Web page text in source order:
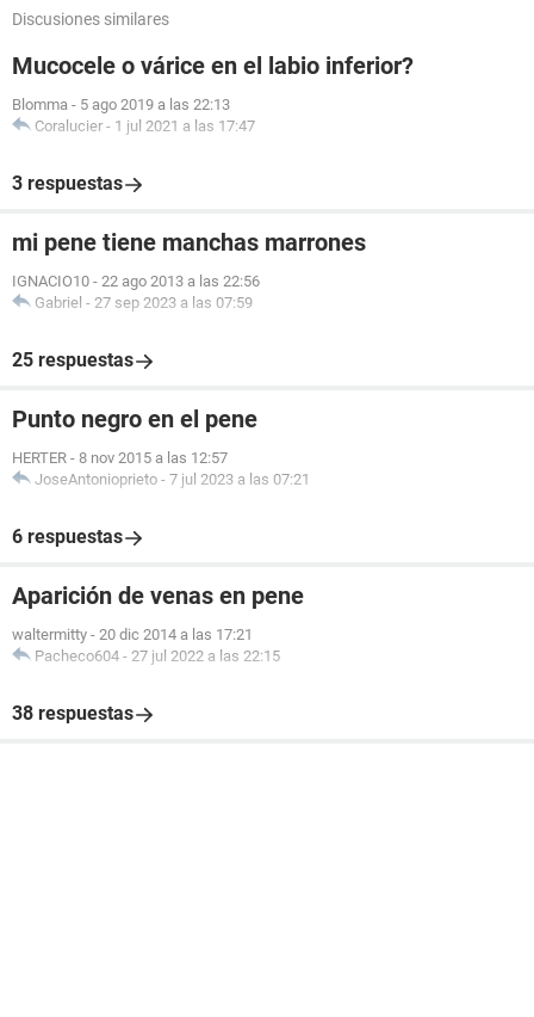
Discusiones similares
Mucocele o várice en el labio inferior?
Blomma - 5 ago 2019 a las 22:13
Coralucier - 1 jul 2021 a las 17:47
3 respuestas
mi pene tiene manchas marrones
IGNACIO10 - 22 ago 2013 a las 22:56
Gabriel - 27 sep 2023 a las 07:59
25 respuestas
Punto negro en el pene
HERTER - 8 nov 2015 a las 12:57
JoseAntonioprieto - 7 jul 2023 a las 07:21
6 respuestas
Aparición de venas en pene
waltermitty - 20 dic 2014 a las 17:21
Pacheco604 - 27 jul 2022 a las 22:15
38 respuestas